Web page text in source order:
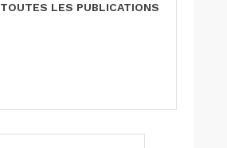
TOUTES LES PUBLICATIONS